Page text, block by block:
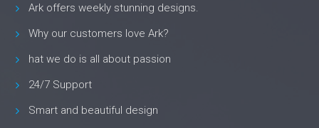
Ark offers weekly stunning designs.
Why our customers love Ark?
hat we do is all about passion
24/7 Support
Smart and beautiful design